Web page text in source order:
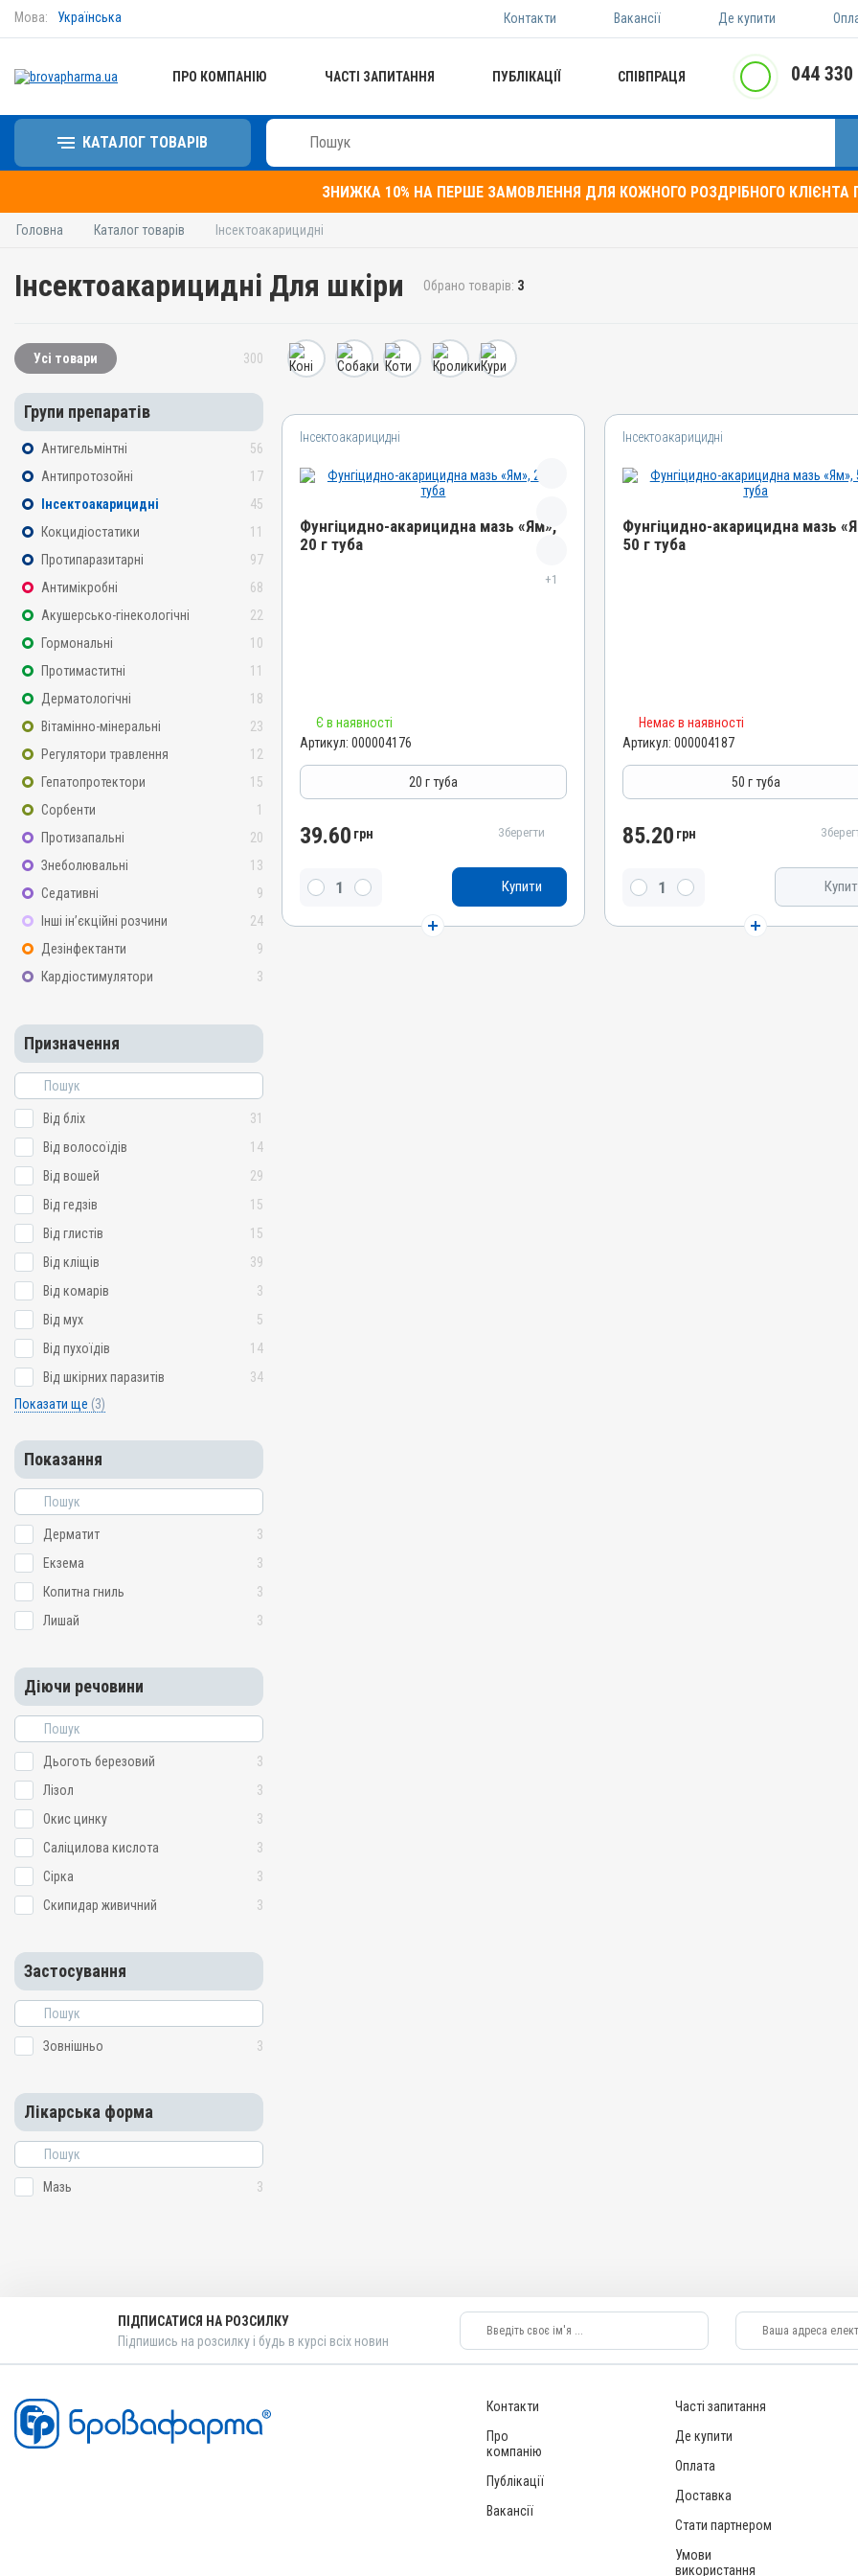
Мова: Українська Контакти Вакансії Де купити
ПРО КОМПАНІЮ ЧАСТІ ЗАПИТАННЯ ПУБЛІКАЦІЇ СПІВПРАЦЯ 044
КАТАЛОГ ТОВАРІВ
ЗНИЖКА 10% НА ПЕРШЕ ЗАМОВЛЕННЯ ДЛЯ КОЖНОГО РОЗДРІБНОГО КЛІЄНТА
Головна Каталог товарів Інсектоакарицидні
Інсектоакарицидні Для шкіри Обрано товарів: 3
Усі товари 300
Групи препаратів
Антигельмінтні
56
Антипротозойні
17
Інсектоакарицидні
45
Кокцидіостатики
11
Протипаразитарні
97
Антимікробні
68
Акушерсько-гінекологічні
22
Гормональні
10
Протимаститні
11
Дерматологічні
18
Вітамінно-мінеральні
23
Регулятори травлення
12
Гепатопротектори
15
Сорбенти
1
Протизапальні
20
Знеболювальні
13
Седативні
9
Інші ін’єкційні розчини
24
Дезінфектанти
9
Кардіостимулятори
3
Призначення
Від бліх
31
Від волосоїдів
14
Від вошей
29
Від гедзів
15
Від глистів
15
Від кліщів
39
Від комарів
3
Від мух
5
Від пухоїдів
14
Від шкірних паразитів
34
Показати ще (3)
Показання
Дерматит
3
Екзема
3
Копитна гниль
3
Лишай
3
Діючи речовини
Дьоготь березовий
3
Лізол
3
Окис цинку
3
Саліцилова кислота
3
Сірка
3
Скипидар живичний
3
Застосування
Зовнішньо 3
Лікарська форма
Мазь 3
Інсектоакарицидні
Фунгіцидно-акарицидна мазь «Ям»,
20 г туба
+1
Номер РП
AB-01068-01-10
Групи препаратів
Інсектоакарицидні, Протипаразитарні,
Лікарська форма
Діючи речовини
Лізол, Дьоготь березовий, Сірка, Скипидар
живичний, Окис цинку, Саліцилова кислота
Є в наявності
Артикул: 000004176
20 г туба
39.60 грн Зберегти
Купити
Інсектоакарицидні
Фунгіцидно-акарицидна мазь
50 г туба
Номер РП
AB-01068-01-10
Групи препаратів
Інсектоакарицидні, Протипаразитарні,
Лікарська форма
Діючи речовини
Дьоготь березовий, Сірка, Скипидар живичний,
Окис цинку, Саліцилова кислота, Лізол
Немає в наявності
Артикул: 000004187
50 г туба
85.20 грн
ПІДПИСАТИСЯ НА РОЗСИЛКУ
Підпишись на розсилку і будь в курсі всіх новин
Контакти
Про
компанію
Публікації
Вакансії
Часті запитання
Де купити
Оплата
Доставка
Стати партнером
Умови
використання